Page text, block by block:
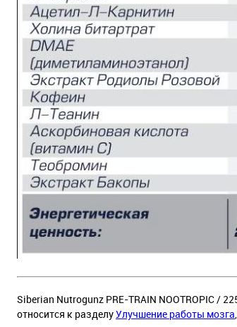
Siberian Nutrogunz PRE-TRAIN NOOTROPIC /
относится к разделуУлучшение работы мозга